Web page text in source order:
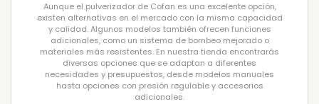
Aunque el pulverizador de Cofan es una excelente opción,
existen alternativas en el mercado con la misma capacidad
y calidad. Algunos modelos también ofrecen funciones
adicionales, como un sistema de bombeo mejorado o
materiales más resistentes. En nuestra tienda encontrarás
diversas opciones que se adaptan a diferentes
necesidades y presupuestos, desde modelos manuales
hasta opciones con presión regulable y accesorios
adicionales.